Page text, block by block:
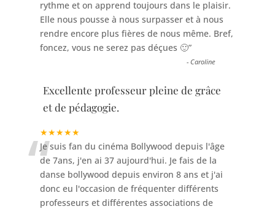
rythme et on apprend toujours dans le plaisir.
Elle nous pousse à nous surpasser et à nous
rendre encore plus fières de nous même. Bref,
foncez, vous ne serez pas déçues 🙂”
-Caroline
Excellente professeur pleine de grâce
et de pédagogie.
★★★★★
“Je suis fan du cinéma Bollywood depuis l'âge
de 7ans, j'en ai 37 aujourd'hui. Je fais de la
danse bollywood depuis environ 8 ans et j'ai
donc eu l'occasion de fréquenter différents
professeurs et différentes associations de